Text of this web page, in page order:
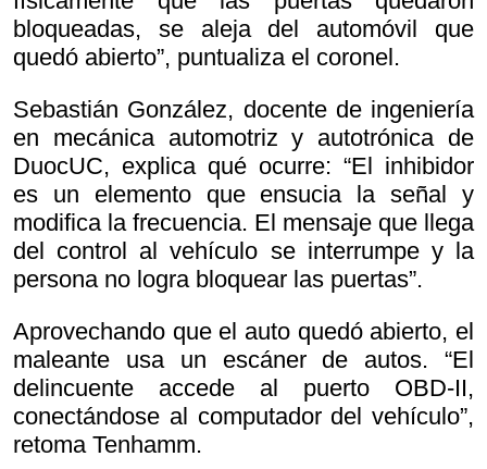
bloqueadas, se aleja del automóvil que
quedó abierto”, puntualiza el coronel.
Sebastián González, docente de ingeniería
en mecánica automotriz y autotrónica de
DuocUC, explica qué ocurre: “El inhibidor
es un elemento que ensucia la señal y
modifica la frecuencia. El mensaje que llega
del control al vehículo se interrumpe y la
persona no logra bloquear las puertas”.
Aprovechando que el auto quedó abierto, el
maleante usa un escáner de autos. “El
delincuente accede al puerto OBD-II,
conectándose al computador del vehículo”,
retoma Tenhamm.